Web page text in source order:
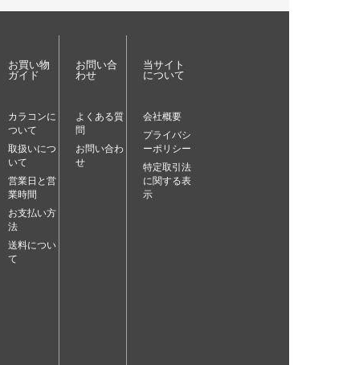
お買い物
ガイド
カラコンに
ついて
取扱いにつ
いて
営業日と営
業時間
お支払い方
法
送料につい
て
お問い合
わせ
よくある質
問
お問い合わ
せ
当サイト
について
会社概要
プライバシ
ーポリシー
特定取引法
に関する表
示